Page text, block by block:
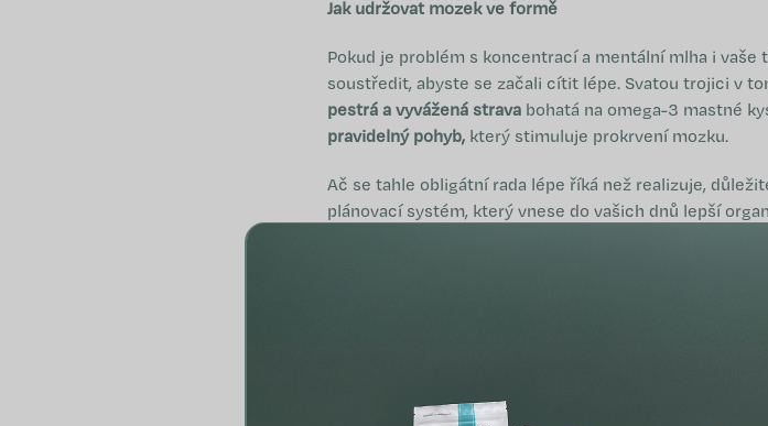
Jak udržovat mozek ve formě
Pokud je problém s koncentrací a mentální mlha i vaše
soustředit, abyste se začali cítit lépe. Svatou trojici v
pestrá a vyvážená strava bohatá na omega-3 mastné
pravidelný pohyb, který stimuluje prokrvení mozku.
Ač se tahle obligátní rada lépe říká než realizuje,
plánovací systém, který vnese do vašich dnů lepší
Ať už procházíte náročným obdobím nebo vám jen
podporu mentálního zdraví se dá vždy dělat něco